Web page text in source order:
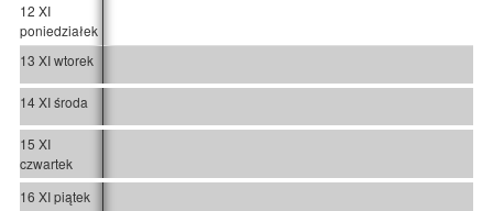
12 XI
poniedziałek
13 XI wtorek
14 XI środa
15 XI
czwartek
16 XI piątek